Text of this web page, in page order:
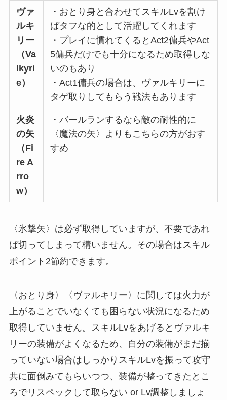
ヴァ
ルキ
リー
（Va
lkyri
e）
・おとり身と合わせてスキルLvを割け
ばタフな的として活躍してくれます
・プレイに慣れてくるとAct2傭兵やAct
5傭兵だけでも十分になるため取得しな
いのもあり
・Act1傭兵の場合は、ヴァルキリーに
タゲ取りしてもらう戦法もあります
火炎
の矢
（Fi
re A
rro
w）
・バールランするなら敵の耐性的に
〈魔法の矢〉よりもこちらの方がおす
すめ
〈氷撃矢〉は必ず取得していますが、不要であれ
ば切ってしまって構いません。その場合はスキル
ポイント2節約できます。
〈おとり身〉〈ヴァルキリー〉に関しては火力が
上がることでいなくても困らない状況になるため
取得していません。スキルLvをあげるとヴァルキ
リーの装備がよくなるため、自分の装備がまだ揃
っていない場合はしっかりスキルLvを振って攻守
共に面倒みてもらいつつ、装備が整ってきたとこ
ろでリスペックして取らない or Lv調整しましょ